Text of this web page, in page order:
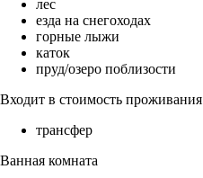
лес
езда на снегоходах
горные лыжи
каток
пруд/озеро поблизости
Входит в стоимость проживания
трансфер
Ванная комната